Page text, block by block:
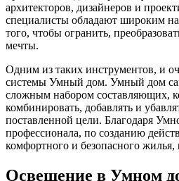
архитекторов, дизайнеров и
специалисты обладают широким
того, чтобы огранить,
мечты.
Одним из таких инструментов, и
системы Умный дом. Умный дом
сложным набором составляющих,
комбинировать, добавлять и
поставленной цели. Благодаря
профессионала, по созданию
комфортного и безопасного жилья,
Освещение в Умном